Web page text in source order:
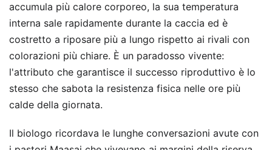
accumula più calore corporeo, la sua temperatura
interna sale rapidamente durante la caccia ed è
costretto a riposare più a lungo rispetto ai rivali con
colorazioni più chiare. È un paradosso vivente:
l'attributo che garantisce il successo riproduttivo è lo
stesso che sabota la resistenza fisica nelle ore più
calde della giornata.
Il biologo ricordava le lunghe conversazioni avute con